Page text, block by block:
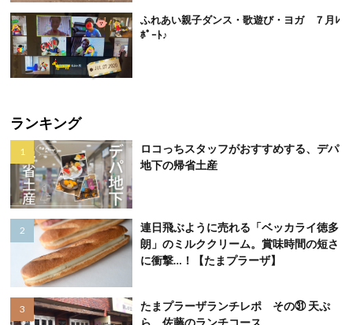
ふれあい親子ダンス・歌遊び・ヨガ ７月ﾚ
ﾎﾟｰﾄ♪
ランキング
ロコっちスタッフがおすすめする、デパ
地下の帰省土産
連日飛ぶように売れる「ベッカライ徳多
朗」のミルククリーム。賞味時間の短さ
に衝撃…！【たまプラーザ】
たまプラーザランチレポ その㉛ 天ぷ
ら 佐藤のランチコース